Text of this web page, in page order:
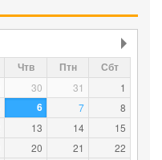
Чтв Птн Сбт
30 31
1
6 7
8
13 14
15
20 21
22